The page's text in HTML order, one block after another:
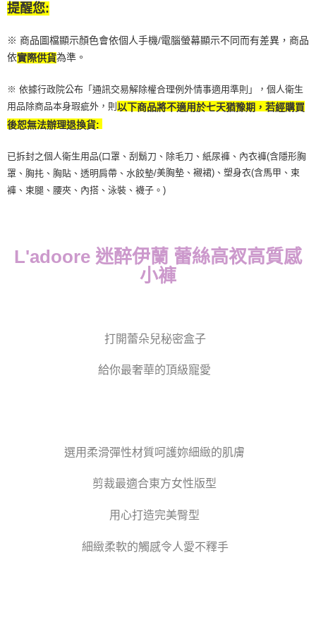
提醒您:
※ 商品圖檔顯示顏色會依個人手機/電腦螢幕顯示不同而有差異，商品
依實際供貨為準。
※ 依據行政院公布「通訊交易解除權合理例外情事適用準則」，個人衛生
用品除商品本身瑕疵外，則 以下商品將不適用於七天猶豫期，若經購買
後恕無法辦理退換貨:
已拆封之個人衛生用品(口罩、刮鬍刀、除毛刀、紙尿褲、內衣褲(含隱形胸
罩、胸扥、胸貼、透明肩帶、水餃墊/美胸墊、襯裙)、塑身衣(含馬甲、束
褲、束腿、腰夾、內搭、泳裝、襪子。)
L'adoore 迷醉伊蘭 蕾絲高衩高質感
小褲
打開蕾朵兒秘密盒子
給你最奢華的頂級寵愛
選用柔滑彈性材質呵護妳細緻的肌膚
剪裁最適合東方女性版型
用心打造完美臀型
細緻柔軟的觸感令人愛不釋手